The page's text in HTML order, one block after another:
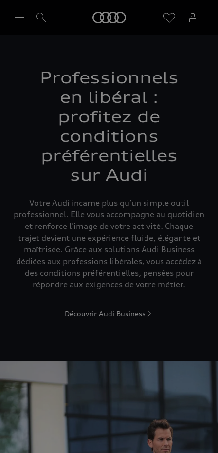
Professionnels
en libéral :
profitez de
conditions
préférentielles
sur Audi
Votre Audi incarne plus qu’un simple outil
professionnel. Elle vous accompagne au quotidien
et renforce l’image de votre activité. Chaque
trajet devient une expérience fluide, élégante et
maîtrisée. Grâce aux solutions Audi Business
dédiées aux professions libérales, vous accédez à
des conditions préférentielles, pensées pour
répondre aux exigences de votre métier.
Découvrir Audi Business